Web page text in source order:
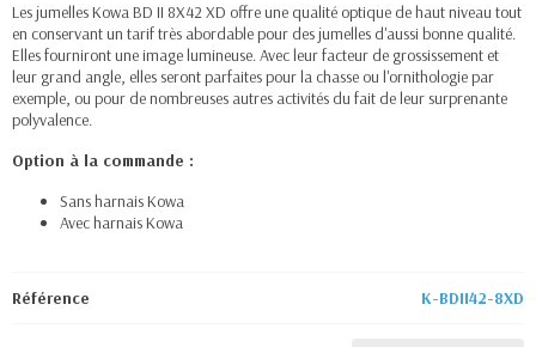
Les jumelles Kowa BD II 8X42 XD offre une qualité optique de haut niveau tout
en conservant un tarif très abordable pour des jumelles d'aussi bonne qualité.
Elles fourniront une image lumineuse. Avec leur facteur de grossissement et
leur grand angle, elles seront parfaites pour la chasse ou l'ornithologie par
exemple, ou pour de nombreuses autres activités du fait de leur surprenante
polyvalence.
Option à la commande :
Sans harnais Kowa
Avec harnais Kowa
Référence K-BDII42-8XD